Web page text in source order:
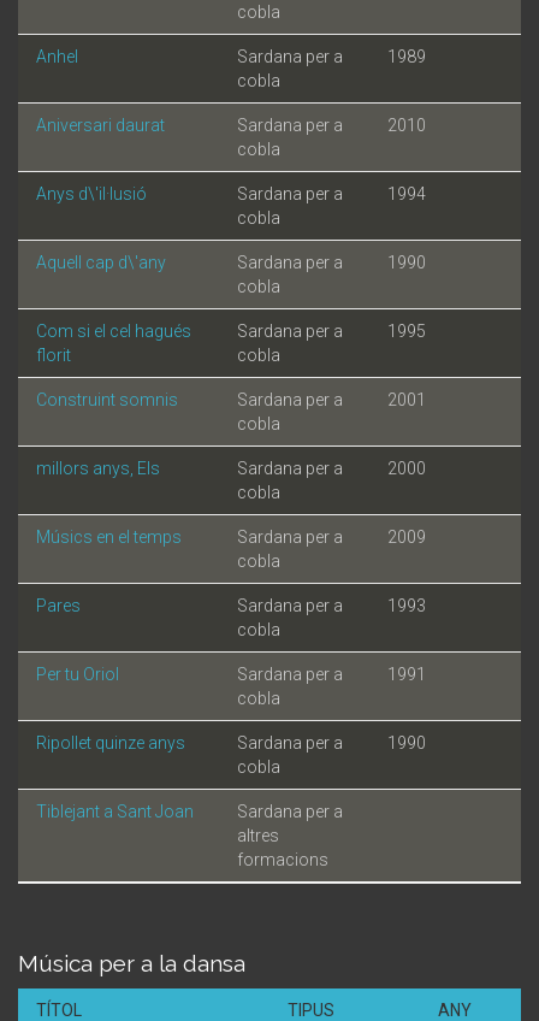
cobla
Anhel
Sardana per a
cobla
1989
Aniversari daurat
Sardana per a
cobla
2010
Anys d\'il·lusió
Sardana per a
cobla
1994
Aquell cap d\'any
Sardana per a
cobla
1990
Com si el cel hagués
florit
Sardana per a
cobla
1995
Construint somnis
Sardana per a
cobla
2001
millors anys, Els
Sardana per a
cobla
2000
Músics en el temps
Sardana per a
cobla
2009
Pares
Sardana per a
cobla
1993
Per tu Oriol
Sardana per a
cobla
1991
Ripollet quinze anys
Sardana per a
cobla
1990
Tiblejant a Sant Joan
Sardana per a
altres
formacions
Música per a la dansa
TÍTOL TIPUS ANY